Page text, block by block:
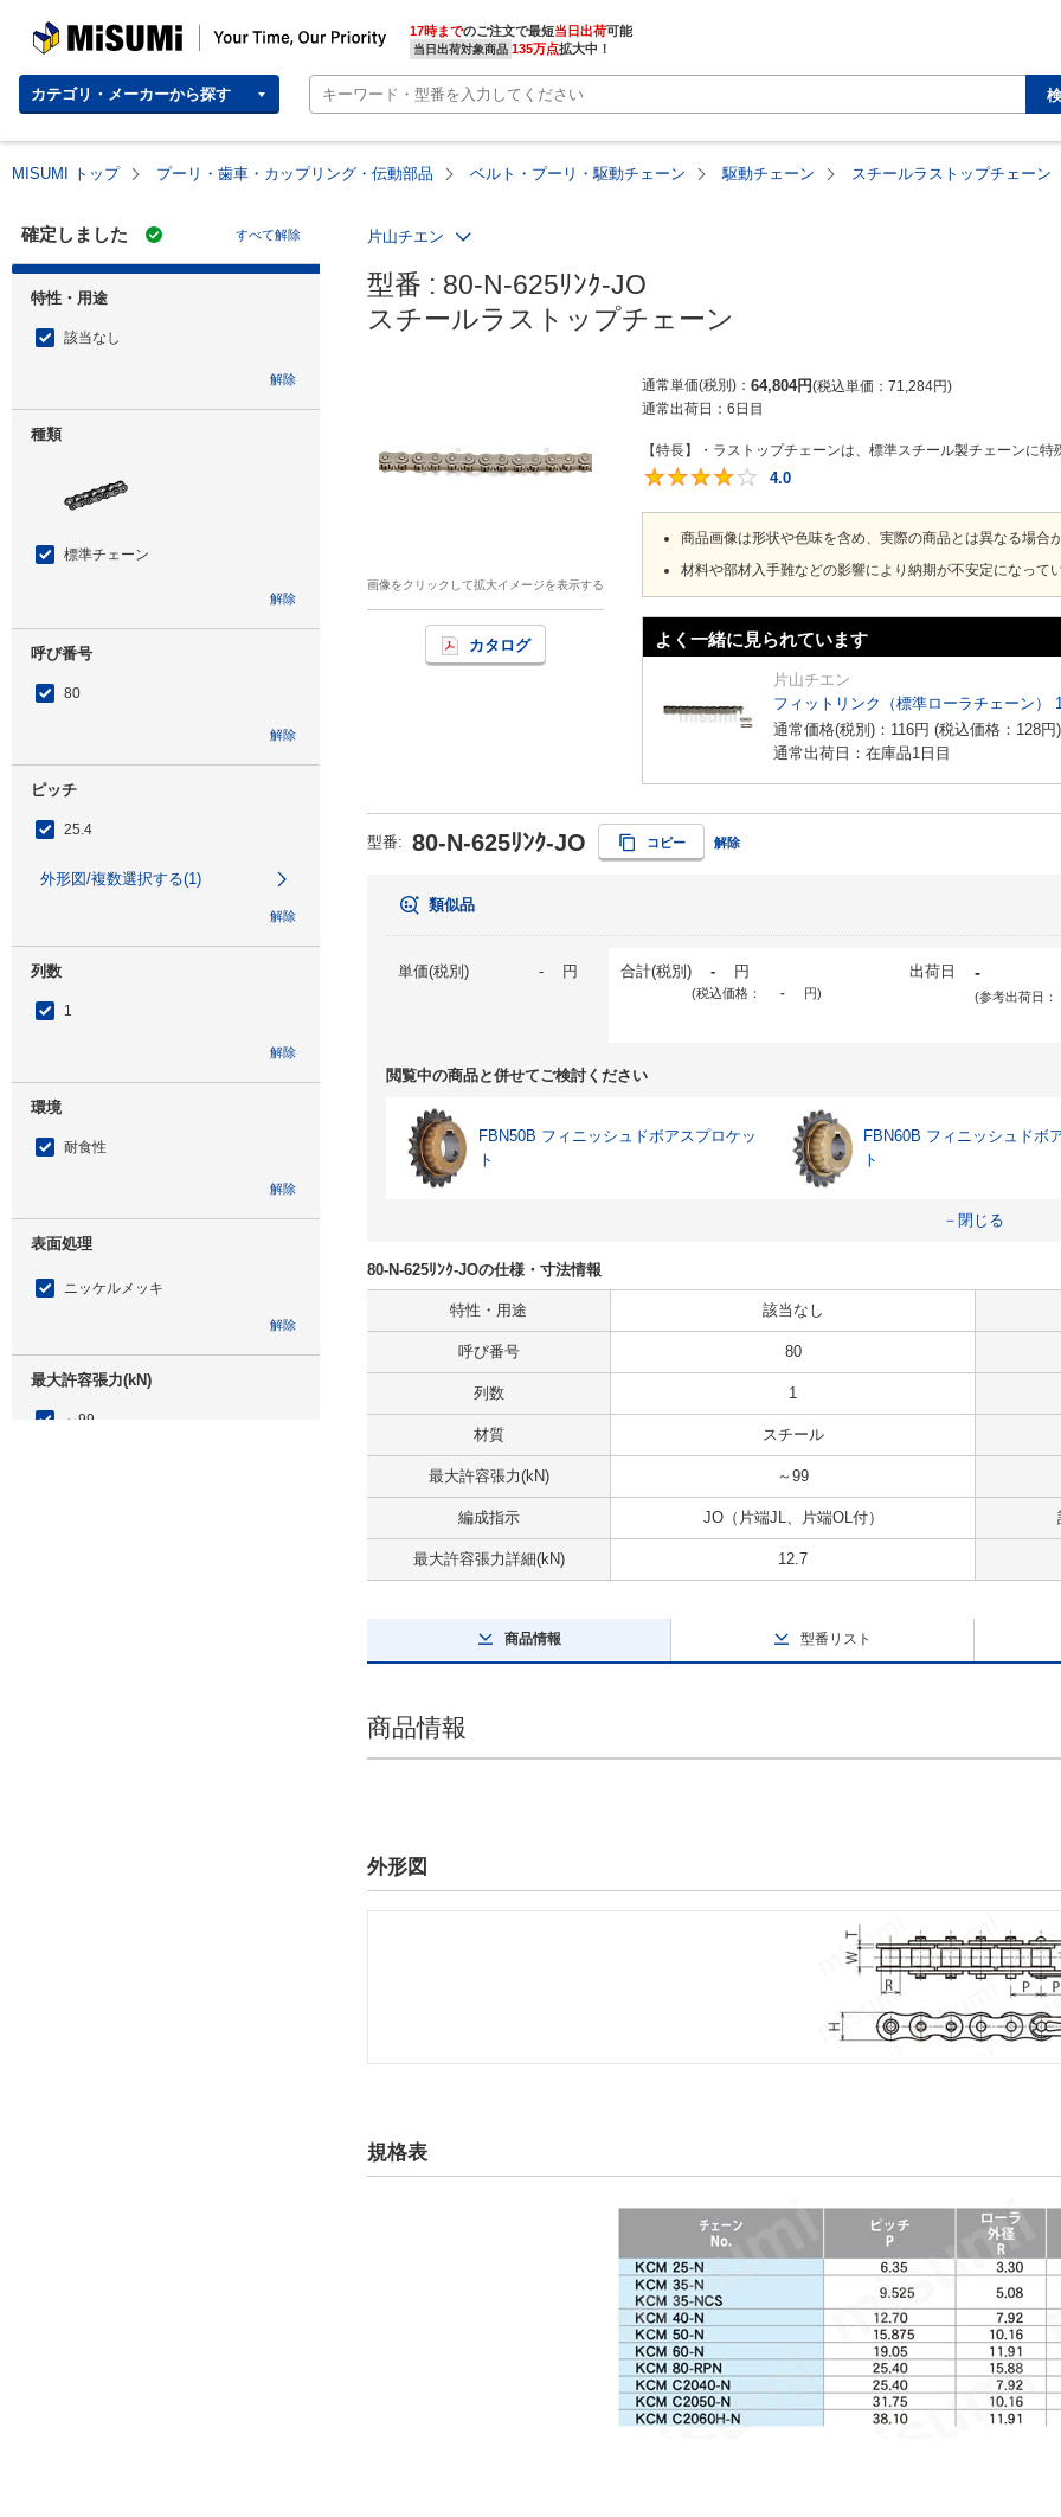
MISUMI | Your Time, Our Priority 17時までのご注文で最短当日出荷
当日出荷対象商品 135万点拡大中！
カテゴリ・メーカーから探す
MISUMI トップ プーリ・歯車・カップリング・伝動部品 ベルト・プーリ・駆動チェーン 駆動チェーン スチールラストップチェーン
確定しました すべて解除
特性・用途
該当なし
解除
種類
標準チェーン
解除
呼び番号
80
解除
ピッチ
25.4
外形図/複数選択する(1)
解除
列数
1
解除
環境
耐食性
解除
表面処理
ニッケルメッキ
解除
最大許容張力(kN)
～99
片山チエン
型番 : 80-N-625ﾘﾝｸ-JO
スチールラストップチェーン
画像をクリックして拡大イメージを表示する
カタログ
通常単価(税別) 64,804円 税込単価 71,284円
通常出荷日： 6日目
【特長】・ラストップチェーンは、標準スチール製チェーンに
4.0
商品画像は形状や色味を含め、実際の商品とは異なる場合
材料や部材入手難などの影響により納期が不安定になっ
よく一緒に見られています
片山チエン
フィットリンク（標準ローラチェーン）
通常価格(税別)： 116円 (税込価格： 128円)
通常出荷日：在庫品1日目
型番: 80-N-625ﾘﾝｸ-JO コピー 解除
類似品
単価(税別) - 円 合計(税別) - 円
(税込価格： - 円)
出荷日 -
(参考出荷日：
閲覧中の商品と併せてご検討ください
FBN50B フィニッシュドボアスプロケッ
ト
FBN60B フィニッシュドボ
ト
－閉じる
80-N-625ﾘﾝｸ-JOの仕様・寸法情報
特性・用途 該当なし
呼び番号 80
列数 1
材質 スチール
最大許容張力(kN) ～99
編成指示 JO（片端JL、片端OL付）
最大許容張力詳細(kN) 12.7
商品情報 型番リスト
商品情報
外形図
規格表